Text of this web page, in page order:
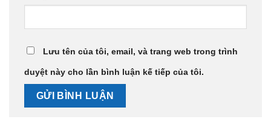
Lưu tên của tôi, email, và trang web trong trình
duyệt này cho lần bình luận kế tiếp của tôi.